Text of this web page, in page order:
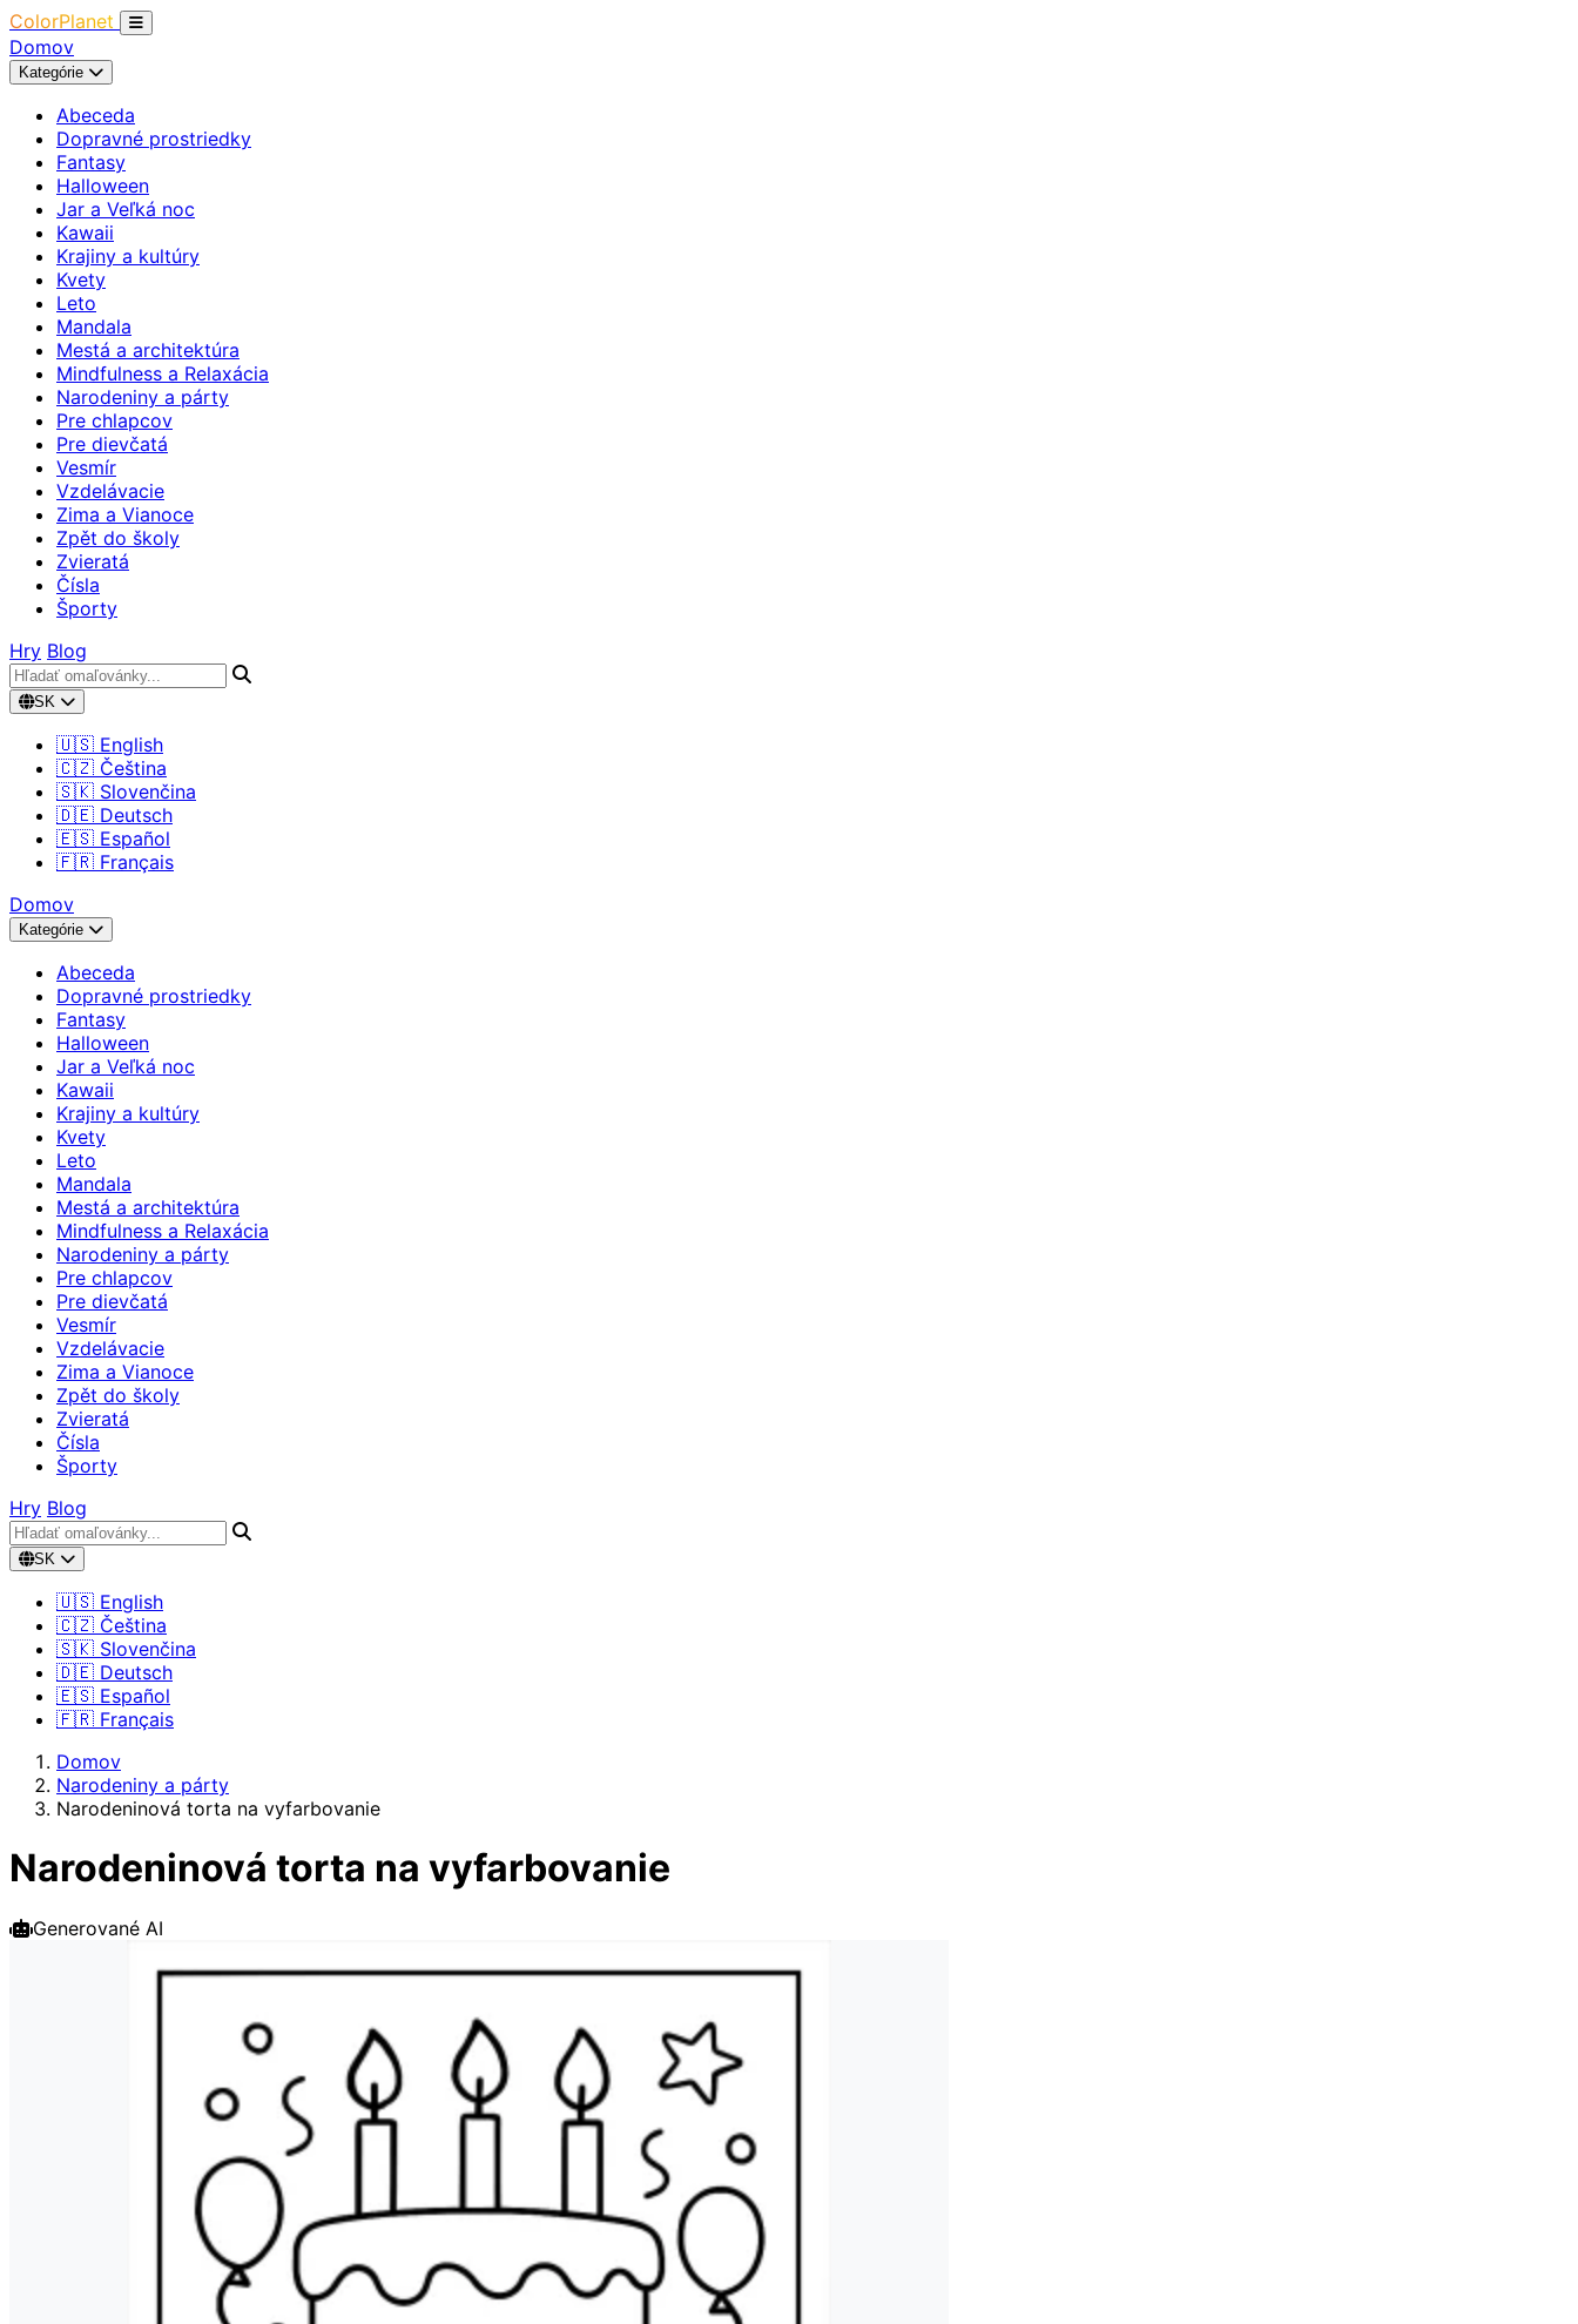
ColorPlanet
Domov
Kategórie
Abeceda
Dopravné prostriedky
Fantasy
Halloween
Jar a Veľká noc
Kawaii
Krajiny a kultúry
Kvety
Leto
Mandala
Mestá a architektúra
Mindfulness a Relaxácia
Narodeniny a párty
Pre chlapcov
Pre dievčatá
Vesmír
Vzdelávacie
Zima a Vianoce
Zpět do školy
Zvieratá
Čísla
Športy
Hry Blog
SK
🇺🇸 English
🇨🇿 Čeština
🇸🇰 Slovenčina
🇩🇪 Deutsch
🇪🇸 Español
🇫🇷 Français
Domov
Kategórie
Abeceda
Dopravné prostriedky
Fantasy
Halloween
Jar a Veľká noc
Kawaii
Krajiny a kultúry
Kvety
Leto
Mandala
Mestá a architektúra
Mindfulness a Relaxácia
Narodeniny a párty
Pre chlapcov
Pre dievčatá
Vesmír
Vzdelávacie
Zima a Vianoce
Zpět do školy
Zvieratá
Čísla
Športy
Hry Blog
SK
🇺🇸 English
🇨🇿 Čeština
🇸🇰 Slovenčina
🇩🇪 Deutsch
🇪🇸 Español
🇫🇷 Français
Domov
Narodeniny a párty
Narodeninová torta na vyfarbovanie
Narodeninová torta na vyfarbovanie
Generované AI